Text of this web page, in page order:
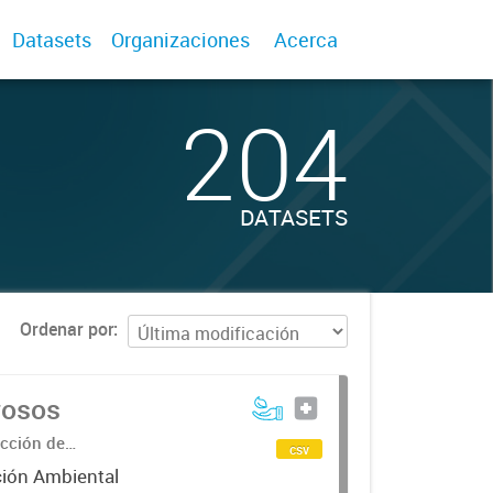
Datasets Organizaciones Acerca
204
DATASETS
Ordenar por
de
Ambiental
csv